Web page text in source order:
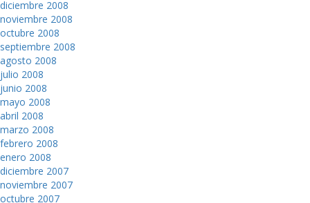
diciembre 2008
noviembre 2008
octubre 2008
septiembre 2008
agosto 2008
julio 2008
junio 2008
mayo 2008
abril 2008
marzo 2008
febrero 2008
enero 2008
diciembre 2007
noviembre 2007
octubre 2007